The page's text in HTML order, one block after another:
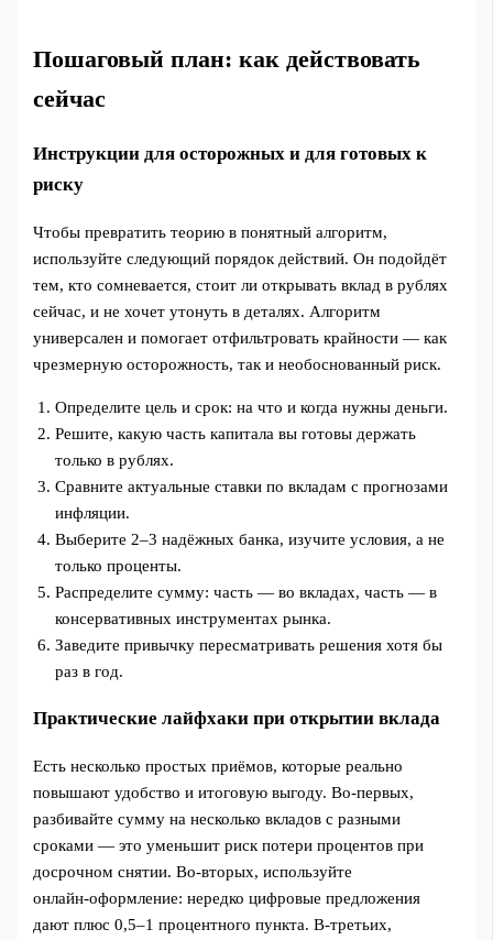
Пошаговый план: как действовать
сейчас
Инструкции для осторожных и для готовых к
риску
Чтобы превратить теорию в понятный алгоритм,
используйте следующий порядок действий. Он подойдёт
тем, кто сомневается, стоит ли открывать вклад в рублях
сейчас, и не хочет утонуть в деталях. Алгоритм
универсален и помогает отфильтровать крайности — как
чрезмерную осторожность, так и необоснованный риск.
Определите цель и срок: на что и когда нужны деньги.
Решите, какую часть капитала вы готовы держать
только в рублях.
Сравните актуальные ставки по вкладам с прогнозами
инфляции.
Выберите 2–3 надёжных банка, изучите условия, а не
только проценты.
Распределите сумму: часть — во вкладах, часть — в
консервативных инструментах рынка.
Заведите привычку пересматривать решения хотя бы
раз в год.
Практические лайфхаки при открытии вклада
Есть несколько простых приёмов, которые реально
повышают удобство и итоговую выгоду. Во‑первых,
разбивайте сумму на несколько вкладов с разными
сроками — это уменьшит риск потери процентов при
досрочном снятии. Во‑вторых, используйте
онлайн‑оформление: нередко цифровые предложения
дают плюс 0,5–1 процентного пункта. В‑третьих,